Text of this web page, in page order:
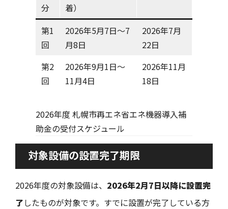
分
着）
第1
回
2026年5月7日〜7
月8日
2026年7月
22日
第2
回
2026年9月1日〜
11月4日
2026年11月
18日
2026年度 札幌市再エネ省エネ機器導入補
助金の受付スケジュール
対象設備の設置完了期限
2026年度の対象設備は、 2026年2月7日以降に設置完
了したものが対象です。すでに設置が完了している方